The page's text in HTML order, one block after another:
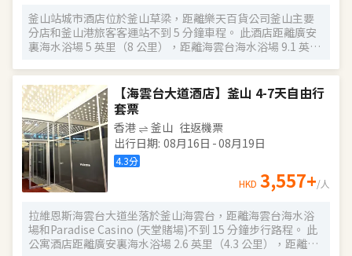
釜山站城市酒店位於釜山草梁，距離樂天百貨公司釜山主要
分店和釜山港旅客客運站不到 5 分鐘車程。 此酒店距離廣安
裏海水浴場 5 英里（8 公里），距離海雲台海水浴場 9.1 英里
梯。酒店提供免費自助停車。 82 間空調客房提供加熱地板；
您定能在旅途中找到家的舒適。提供免費無線網絡，方便您
與朋友保持聯繫。便利設施包括電話，以及保險箱和書桌。
【海雲台大道酒店】釜山 4-7天自由行
套票
香港 釜山 往返機票
出行日期: 08月16日 -08月19日
4.3分
HKD 3,557+/人
拉維恩斯海雲台大道坐落於釜山海雲台，距離海雲台海水浴
場和Paradise Casino (天堂賭場)不到 15 分鐘步行路程。 此
公寓酒店距離廣安裏海水浴場 2.6 英里（4.3 公里），距離樂